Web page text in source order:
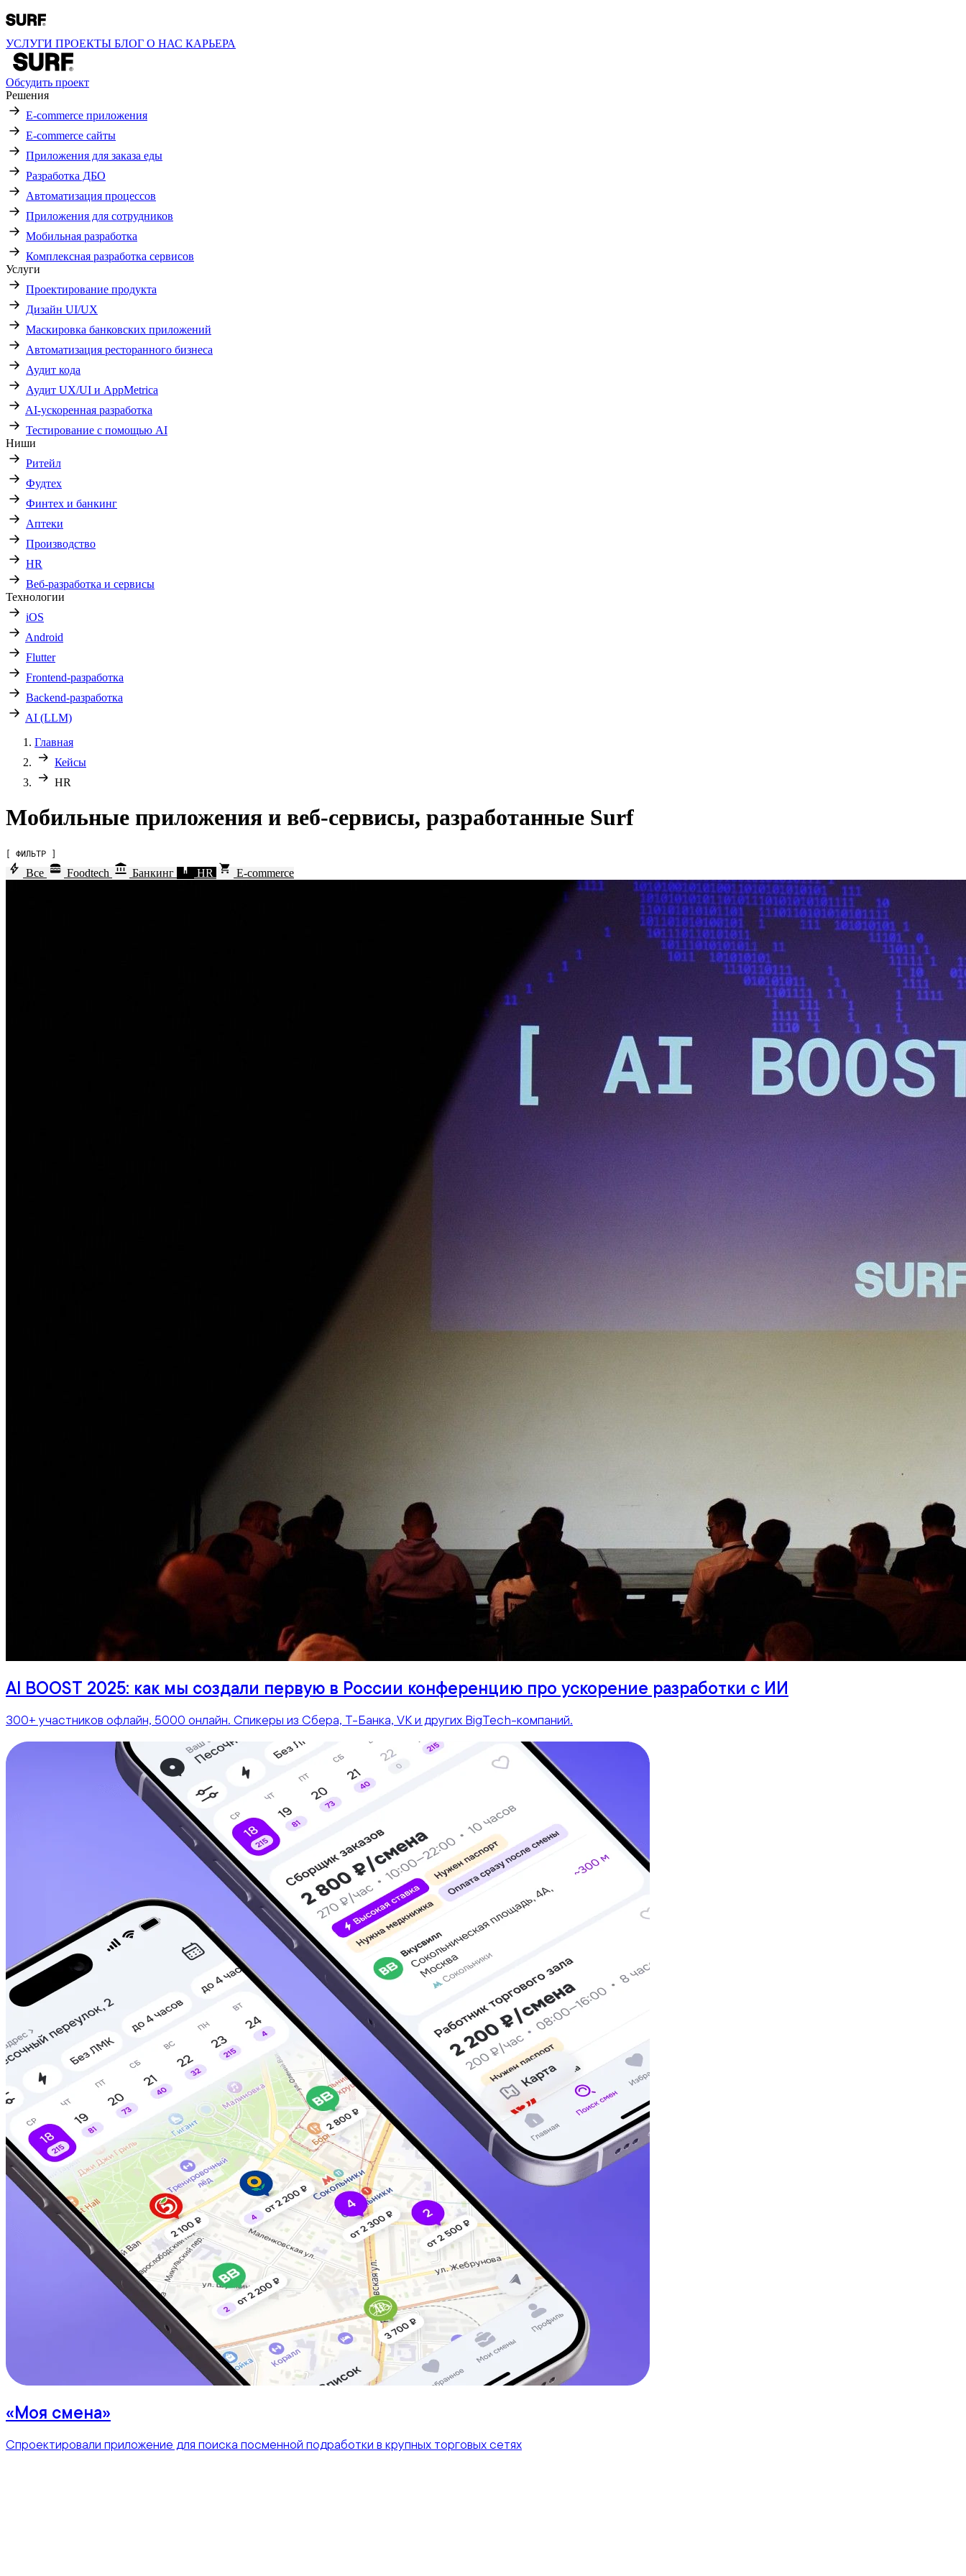
УСЛУГИ ПРОЕКТЫ БЛОГ О НАС КАРЬЕРА
Обсудить проект
Решения
E-commerce приложения
E-commerce сайты
Приложения для заказа еды
Разработка ДБО
Автоматизация процессов
Приложения для сотрудников
Мобильная разработка
Комплексная разработка сервисов
Услуги
Проектирование продукта
Дизайн UI/UX
Маскировка банковских приложений
Автоматизация ресторанного бизнеса
Аудит кода
Аудит UX/UI и AppMetrica
AI-ускоренная разработка
Тестирование с помощью AI
Ниши
Ритейл
Фудтех
Финтех и банкинг
Аптеки
Производство
HR
Веб-разработка и сервисы
Технологии
iOS
Android
Flutter
Frontend-разработка
Backend-разработка
AI (LLM)
Главная
Кейсы
HR
Мобильные приложения и веб-сервисы, разработанные Surf
[ ФИЛЬТР ]
Все Foodtech Банкинг HR E-commerce
AI BOOST 2025: как мы создали первую в России конференцию про ускорение разработки с ИИ
300+ участников офлайн, 5000 онлайн. Спикеры из Сбера, Т-Банка, VK и других BigTech-компаний.
«Моя смена»
Спроектировали приложение для поиска посменной подработки в крупных торговых сетях